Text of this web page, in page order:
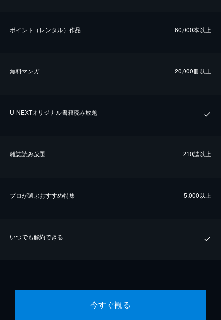
ポイント（レンタル）作品 60,000本以上
無料マンガ 20,000冊以上
U-NEXTオリジナル書籍読み放題
雑誌読み放題 210誌以上
プロが選ぶおすすめ特集 5,000以上
いつでも解約できる
今すぐ観る